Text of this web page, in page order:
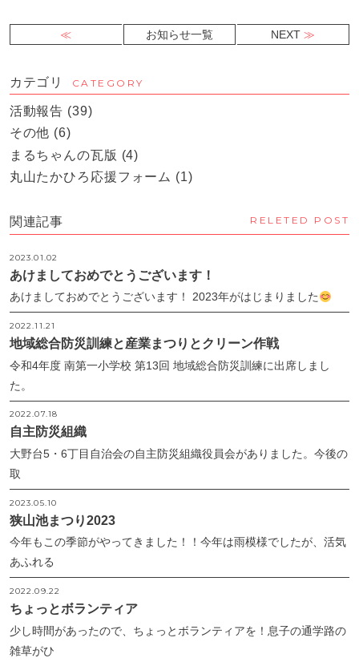
NEXT
お知らせ一覧
カテゴリ CATEGORY
活動報告 (39)
その他 (6)
まるちゃんの瓦版 (4)
丸山たかひろ応援フォーム (1)
関連記事 RELETED POST
2023.01.02
あけましておめでとうございます！
あけましておめでとうございます！ 2023年がはじまりました
2022.11.21
地域総合防災訓練と産業まつりとクリーン作戦
令和4年度 南第一小学校 第13回 地域総合防災訓練に出席しまし
た。
2022.07.18
自主防災組織
大野台5・6丁目自治会の自主防災組織役員会がありました。今後の
取
2023.05.10
狭山池まつり2023
今年もこの季節がやってきました！！今年は雨模様でしたが、活気
あふれる
2022.09.22
ちょっとボランティア
少し時間があったので、ちょっとボランティアを！息子の通学路の
雑草がひ